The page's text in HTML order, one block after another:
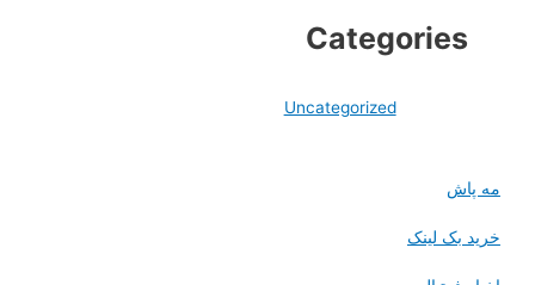
Categories
Uncategorized
مه پاش
خرید بک لینک